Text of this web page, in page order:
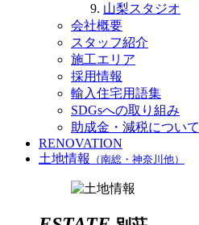
山梨スタジオ
会社概要
スタッフ紹介
施工エリア
採用情報
輸入住宅用語集
SDGsへの取り組み
助成金・減税について
RENOVATION
土地情報
（南総・神奈川他）